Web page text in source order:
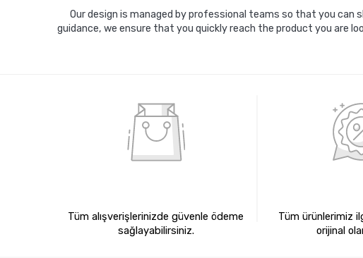
Our design is managed by professional teams so that you
guidance, we ensure that you quickly reach the product you are
Tüm alışverişlerinizde güvenle ödeme
sağlayabilirsiniz.
Tüm ürünlerimiz
orijinal